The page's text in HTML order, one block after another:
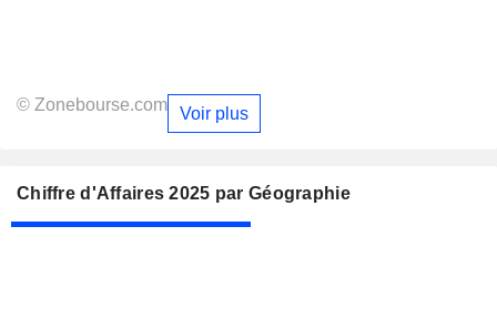
© Zonebourse.com Voir plus
Chiffre d'Affaires 2025 par Géographie